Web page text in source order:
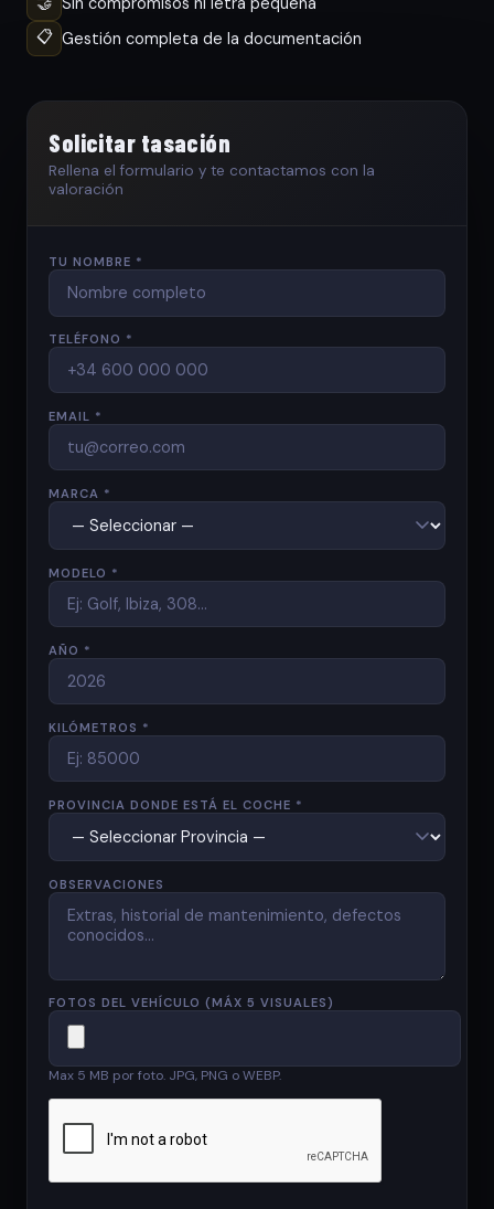
📋 Gestión completa de la documentación
Solicitar tasación
Rellena el formulario y te contactamos con la
valoración
TU NOMBRE *
TELÉFONO *
EMAIL *
MARCA *
MODELO *
AÑO *
KILÓMETROS *
PROVINCIA DONDE ESTÁ EL COCHE *
OBSERVACIONES
FOTOS DEL VEHÍCULO (MÁX 5 VISUALES)
Max 5 MB por foto. JPG, PNG o WEBP.